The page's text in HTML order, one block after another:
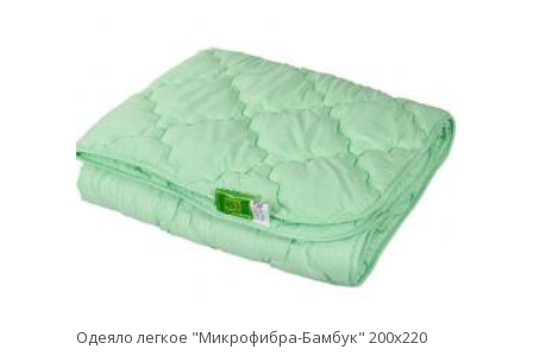
Одеяло легкое "Микрофибра-Бамбук" 200х220